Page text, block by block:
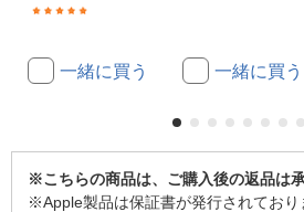
一緒に買う 一緒に買う
※こちらの商品は、ご購入後の返品は承
※Apple製品は保証書が発行されてお